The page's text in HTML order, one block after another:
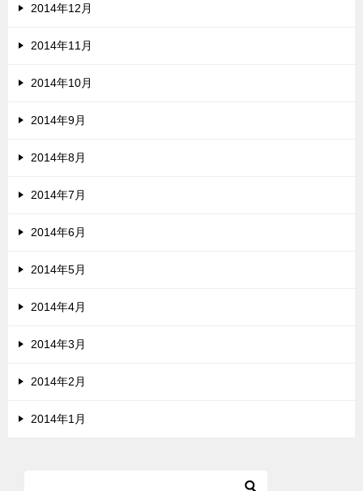
2014年12月
2014年11月
2014年10月
2014年9月
2014年8月
2014年7月
2014年6月
2014年5月
2014年4月
2014年3月
2014年2月
2014年1月